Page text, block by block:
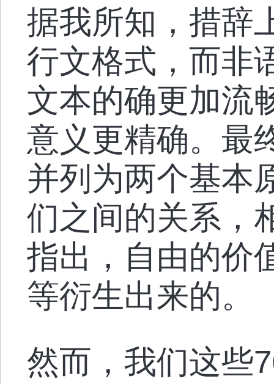
据我所知，措辞
行文格式，而非
文本的确更加流
意义更精确。最
并列为两个基本
们之间的关系，
指出，自由的价
等衍生出来的。
然而，我们这些